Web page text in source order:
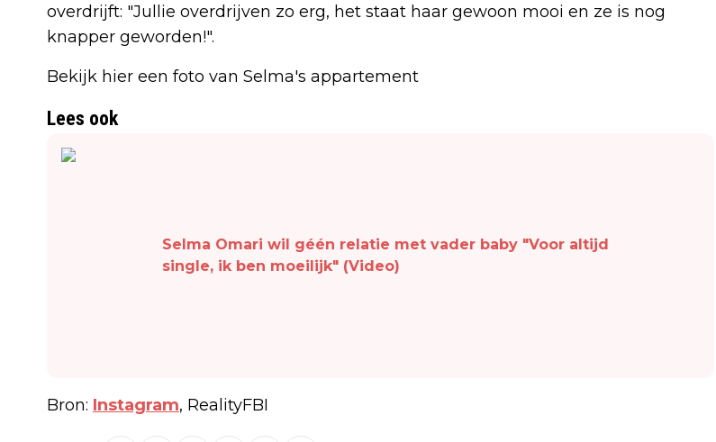
overdrijft: "Jullie overdrijven zo erg, het staat haar gewoon mooi en ze is nog
knapper geworden!".
Bekijk hier een foto van Selma's appartement
Lees ook
Selma Omari wil géén relatie met vader baby "Voor altijd
single, ik ben moeilijk" (Video)
Bron: Instagram, RealityFBI